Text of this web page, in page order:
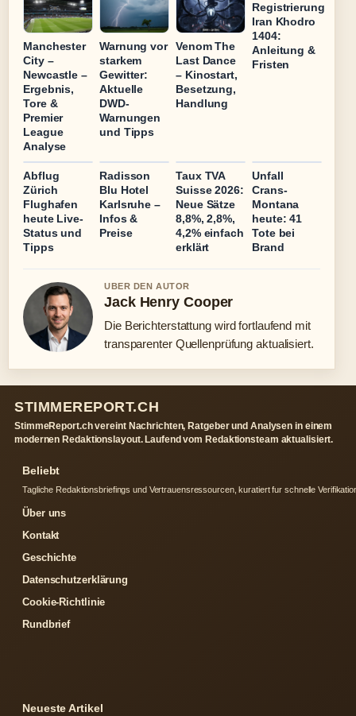
Manchester
City –
Newcastle –
Ergebnis,
Tore &
Premier
League
Analyse
Warnung vor
starkem
Gewitter:
Aktuelle
DWD-
Warnungen
und Tipps
Venom The
Last Dance
– Kinostart,
Besetzung,
Handlung
Registrierung
Iran Khodro
1404:
Anleitung &
Fristen
Abflug
Zürich
Flughafen
heute Live-
Status und
Tipps
Radisson
Blu Hotel
Karlsruhe –
Infos &
Preise
Taux TVA
Suisse 2026:
Neue Sätze
8,8%, 2,8%,
4,2% einfach
erklärt
Unfall
Crans-
Montana
heute: 41
Tote bei
Brand
UBER DEN AUTOR
Jack Henry Cooper
Die Berichterstattung wird fortlaufend mit
transparenter Quellenprüfung aktualisiert.
STIMMEREPORT.CH
StimmeReport.ch vereint Nachrichten, Ratgeber und Analysen in einem
modernen Redaktionslayout. Laufend vom Redaktionsteam aktualisiert.
Beliebt
Tagliche Redaktionsbriefings und Vertrauensressourcen, kuratiert fur schnelle
Über uns
Kontakt
Geschichte
Datenschutzerklärung
Cookie-Richtlinie
Rundbrief
Neueste Artikel